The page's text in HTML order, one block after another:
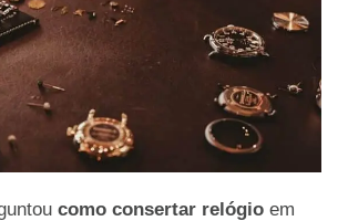
como consertar relógio em